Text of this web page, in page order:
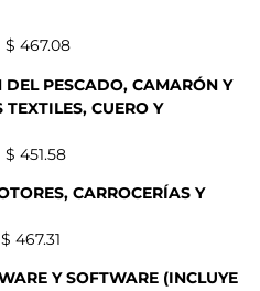
$ 467.08
PESCADO, CAMARÓN Y
CUERO Y
$ 451.58
CARROCERÍAS Y
$ 467.31
Y SOFTWARE (INCLUYE